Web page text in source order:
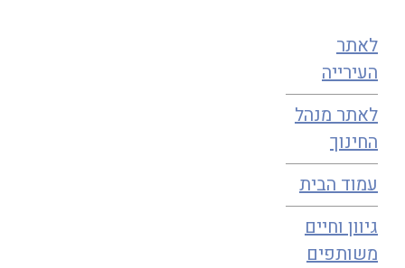
לאתר
העירייה
לאתר מנהל
החינוך
עמוד הבית
גיוון וחיים
משותפים